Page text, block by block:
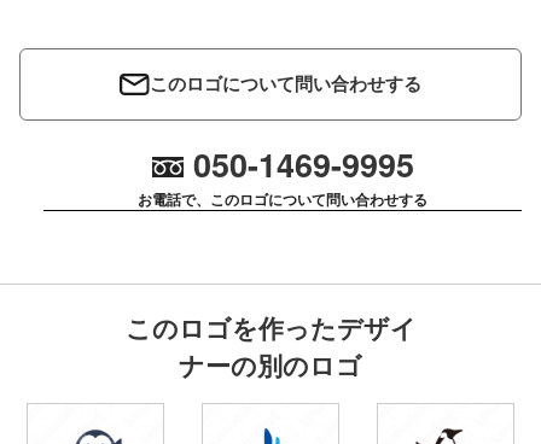
このロゴについて問い合わせする
050-1469-9995
お電話で、このロゴについて問い合わせする
このロゴを作ったデザイ
ナーの別のロゴ